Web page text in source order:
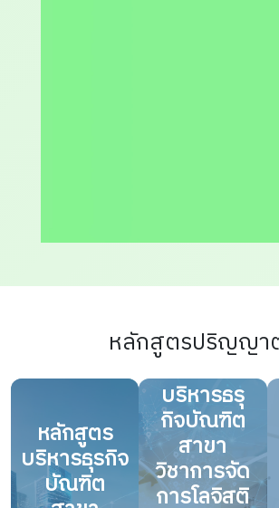
หลักสูตรปริญญา
หลักสูตร
บริหารธุรกิจ
บัณฑิต
บริหารธรุ
กิจบัณฑิต
สาขา
วิชาการจัด
การโลจิสติ